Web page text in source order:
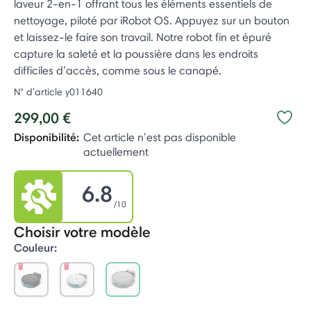
laveur 2-en-1 offrant tous les éléments essentiels de
nettoyage, piloté par iRobot OS. Appuyez sur un bouton
et laissez-le faire son travail. Notre robot fin et épuré
capture la saleté et la poussière dans les endroits
difficiles d’accès, comme sous le canapé. ​
N° d’article y011640
299,00 €
Disponibilité: Cet article n’est pas disponible
actuellement
6.8 /10
Choisir votre modèle
Couleur: